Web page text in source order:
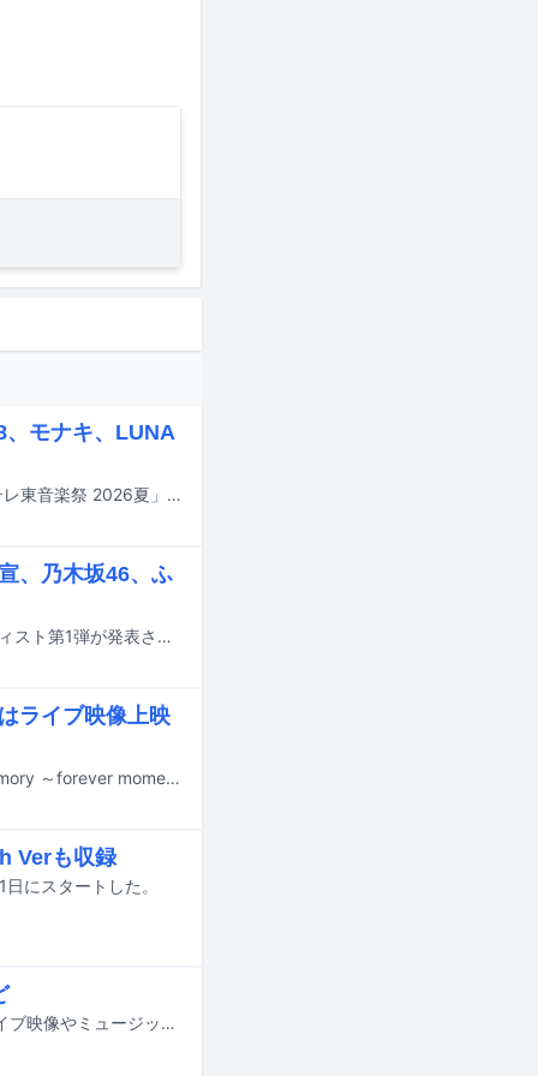
モナキ、LUNA
明日6月28日18:30よりテレ東系で約4時間半にわたって放送される音楽特番「テレ東音楽祭 2026夏」。この番組のタイムテーブルが発表された。
、乃木坂46、ふ
6月28日に放送されるテレ東系音楽特番「テレ東音楽祭 2026 夏」の出演アーティスト第1弾が発表された。
ライブ映像上映
2月6日と10日に開催されたZARDのホールライブ「ZARD "What a beautiful memory ～forever moment～"」のBlu-ray / DVDが7月8日にリリースされる。
Verも収録
にスタートした。
WOWOWが今年デビュー35周年を迎えるZARDを特集。3月から3カ月連続でライブ映像やミュージックビデオを放送・配信する。